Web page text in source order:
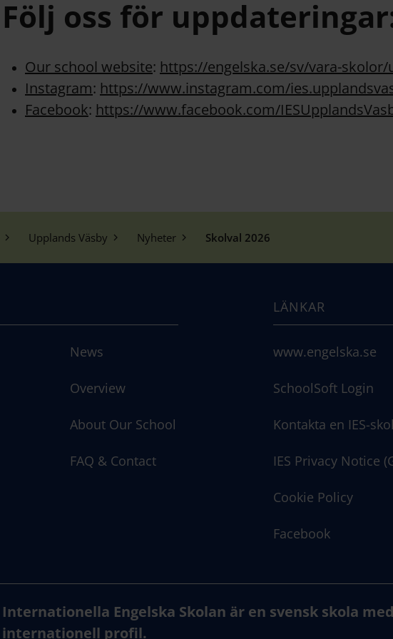
Följ oss för
Our school website: https://engelska.se/sv/vara-
Instagram: https://www.instagram.com/
Facebook: https://www.facebook.com/
Upplands Väsby Nyheter Skolval 2026
News
Overview
About Our School
FAQ & Contact
LÄNKAR
www.engelska.se
SchoolSoft Login
Kontakta en IES-
IES Privacy Notice
Cookie Policy
Facebook
Internationella Engelska Skolan är en svensk skola med
internationell profil.